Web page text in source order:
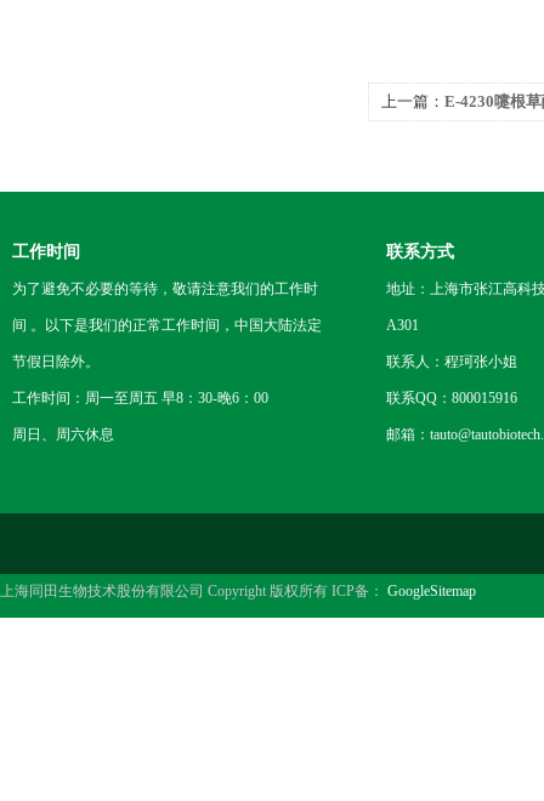
上一篇： E-4230嚏根
工作时间
为了避免不必要的等待，敬请注意我们的工作时
间 。以下是我们的正常工作时间，中国大陆法定
节假日除外。
工作时间：周一至周五 早8：30-晚6：00
周日、周六休息
联系方式
地址：上海市张江高科
A301
联系人：程珂张小姐
联系QQ：800015916
邮箱：
上海同田生物技术股份有限公司 Copyright 版权所有 ICP备： GoogleSitemap